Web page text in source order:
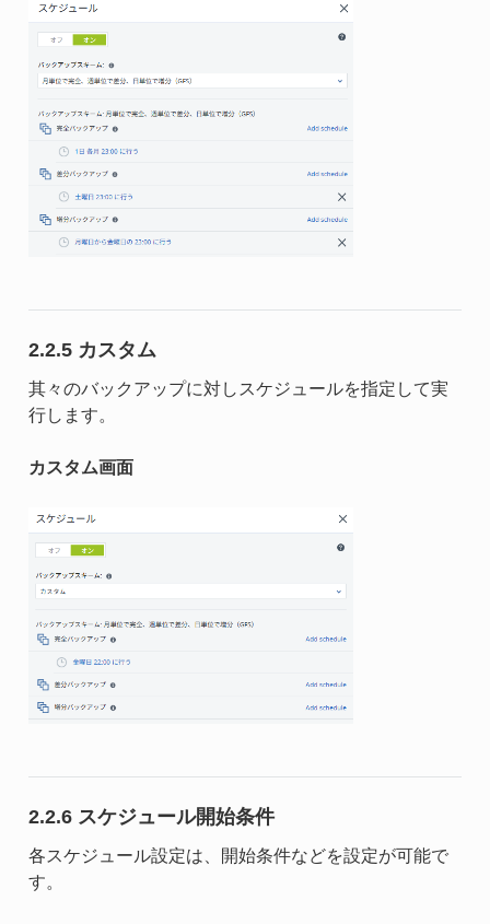
2.2.5 カスタム
其々のバックアップに対しスケジュールを指定して実
行します。
カスタム画面
2.2.6 スケジュール開始条件
各スケジュール設定は、開始条件などを設定が可能で
す。